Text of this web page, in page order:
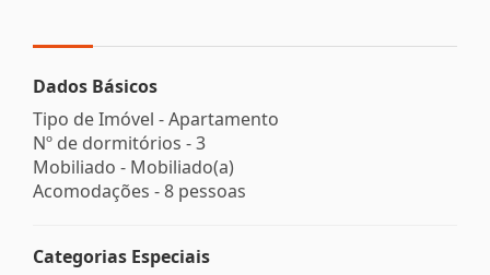
Dados Básicos
Tipo de Imóvel - Apartamento
Nº de dormitórios - 3
Mobiliado - Mobiliado(a)
Acomodações - 8 pessoas
Categorias Especiais